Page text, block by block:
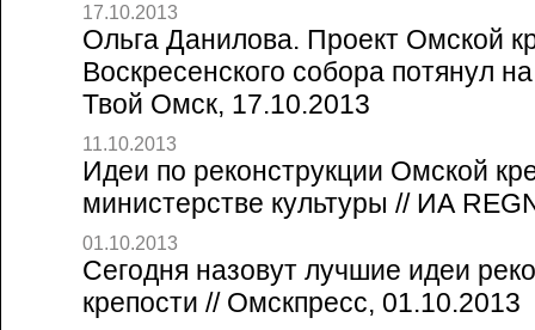
17.10.2013
Ольга Данилова. Проект Омской
Воскресенского собора потянул
Твой Омск, 17.10.2013
11.10.2013
Идеи по реконструкции Омской
министерстве культуры // ИА
01.10.2013
Сегодня назовут лучшие идеи
крепости // Омскпресс, 01.10.2013